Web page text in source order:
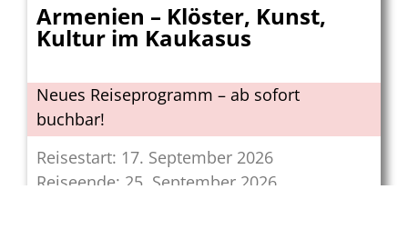
Armenien – Klöster, Kunst,
Kultur im Kaukasus
Neues Reiseprogramm – ab sofort
buchbar!
Reisestart: 17. September 2026
Reiseende: 25. September 2026